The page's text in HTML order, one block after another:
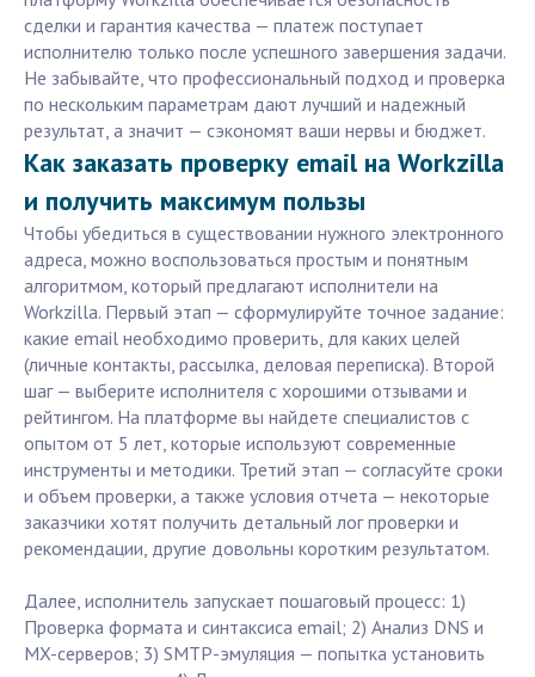
сделки и гарантия качества — платеж поступает
исполнителю только после успешного завершения задачи.
Не забывайте, что профессиональный подход и проверка
по нескольким параметрам дают лучший и надежный
результат, а значит — сэкономят ваши нервы и бюджет.
Как заказать проверку email на Workzilla
и получить максимум пользы
Чтобы убедиться в существовании нужного электронного
адреса, можно воспользоваться простым и понятным
алгоритмом, который предлагают исполнители на
Workzilla. Первый этап — сформулируйте точное задание:
какие email необходимо проверить, для каких целей
(личные контакты, рассылка, деловая переписка). Второй
шаг — выберите исполнителя с хорошими отзывами и
рейтингом. На платформе вы найдете специалистов с
опытом от 5 лет, которые используют современные
инструменты и методики. Третий этап — согласуйте сроки
и объем проверки, а также условия отчета — некоторые
заказчики хотят получить детальный лог проверки и
рекомендации, другие довольны коротким результатом.
Далее, исполнитель запускает пошаговый процесс: 1)
Проверка формата и синтаксиса email; 2) Анализ DNS и
MX-серверов; 3) SMTP-эмуляция — попытка установить